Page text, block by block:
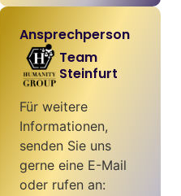
Ansprechperson
Team
Steinfurt
Für weitere
Informationen,
senden Sie uns
gerne eine E-Mail
oder rufen an: